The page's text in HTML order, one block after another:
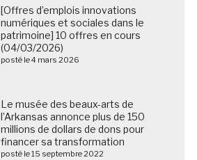
[Offres d’emplois innovations
numériques et sociales dans le
patrimoine] 10 offres en cours
(04/03/2026)
posté le 4 mars 2026
Le musée des beaux-arts de
l’Arkansas annonce plus de 150
millions de dollars de dons pour
financer sa transformation
posté le 15 septembre 2022